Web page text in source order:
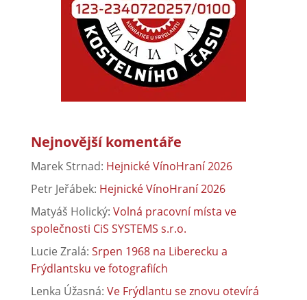
Nejnovější komentáře
Marek Strnad: Hejnické VínoHraní 2026
Petr Jeřábek: Hejnické VínoHraní 2026
Matyáš Holický: Volná pracovní místa ve
společnosti CiS SYSTEMS s.r.o.
Lucie Zralá: Srpen 1968 na Liberecku a
Frýdlantsku ve fotografiích
Lenka Úžasná: Ve Frýdlantu se znovu otevírá